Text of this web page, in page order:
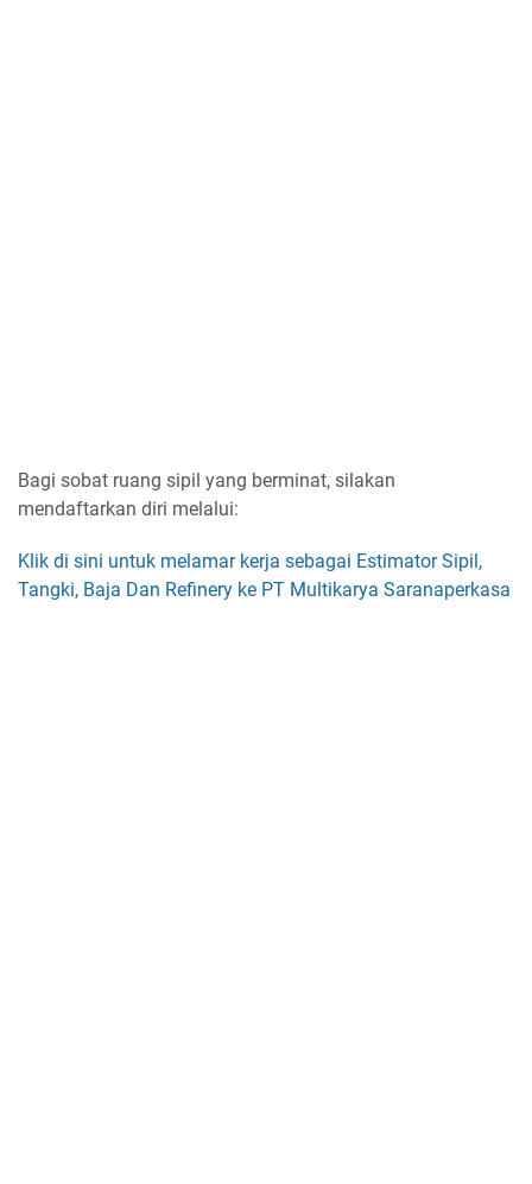
Bagi sobat ruang sipil yang berminat, silakan
mendaftarkan diri melalui:
Klik di sini untuk melamar kerja sebagai Estimator Sipil,
Tangki, Baja Dan Refinery ke PT Multikarya Saranaperkasa